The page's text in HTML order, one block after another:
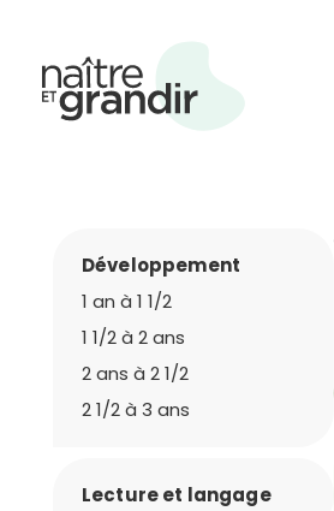
Développement
1 an à 1 1/2
1 1/2 à 2 ans
2 ans à 2 1/2
2 1/2 à 3 ans
Lecture et langage